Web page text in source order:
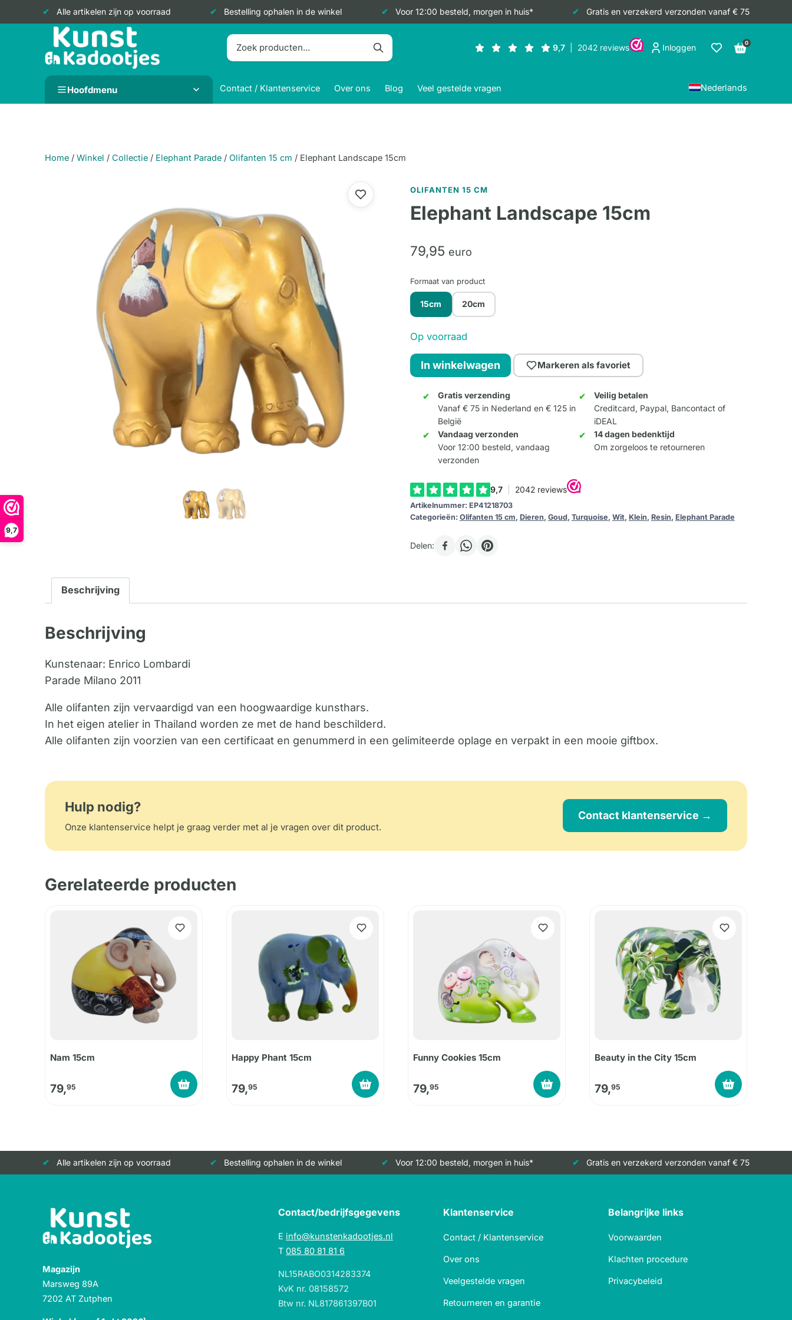
9,7
Alle artikelen zijn op voorraad Bestelling ophalen in de winkel Voor 12:00 besteld, morgen in huis* Gratis en verzekerd verzonden vanaf € 75
Inloggen 0
Hoofdmenu Contact / Klantenservice Over ons Blog Veel gestelde vragen Nederlands
Home / Winkel / Collectie / Elephant Parade / Olifanten 15 cm / Elephant Landscape 15cm
OLIFANTEN 15 CM
Elephant Landscape 15cm
79,95 euro
Formaat van product
15cm 20cm
Op voorraad
Elephant
Landscape
15cm
aantal
In winkelwagen Markeren als favoriet
Gratis verzending
Vanaf € 75 in Nederland en € 125 in
België
Veilig betalen
Creditcard, Paypal, Bancontact of
iDEAL
Vandaag verzonden
Voor 12:00 besteld, vandaag
verzonden
14 dagen bedenktijd
Om zorgeloos te retourneren
Artikelnummer: EP41218703
Categorieën: Olifanten 15 cm, Dieren, Goud, Turquoise, Wit, Klein, Resin, Elephant Parade
Delen:
Beschrijving
Beschrijving
Kunstenaar: Enrico Lombardi
Parade Milano 2011
Alle olifanten zijn vervaardigd van een hoogwaardige kunsthars.
In het eigen atelier in Thailand worden ze met de hand beschilderd.
Alle olifanten zijn voorzien van een certificaat en genummerd in een gelimiteerde oplage en verpakt in een mooie giftbox.
Hulp nodig?
Onze klantenservice helpt je graag verder met al je vragen over dit product.
Contact klantenservice →
Gerelateerde producten
Nam 15cm
79,95
Happy Phant 15cm
79,95
Funny Cookies 15cm
79,95
Beauty in the City 15cm
79,95
Alle artikelen zijn op voorraad Bestelling ophalen in de winkel Voor 12:00 besteld, morgen in huis* Gratis en verzekerd verzonden vanaf € 75
Magazijn
Marsweg 89A
7202 AT Zutphen
Contact/bedrijfsgegevens
E info@kunstenkadootjes.nl
T 085 80 81 81 6
NL15RABO0314283374
KvK nr. 08158572
Btw nr. NL817861397B01
Klantenservice
Contact / Klantenservice
Over ons
Veelgestelde vragen
Retourneren en garantie
Belangrijke links
Voorwaarden
Klachten procedure
Privacybeleid